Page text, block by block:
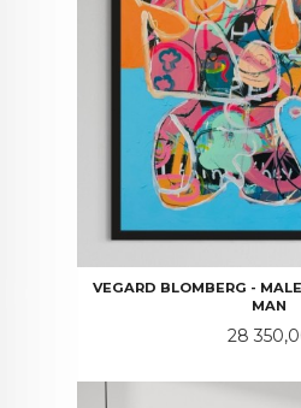
VEGARD BLOMBERG -
MAN
Pris
28